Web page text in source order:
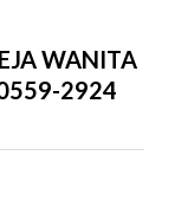
WANITA
2924